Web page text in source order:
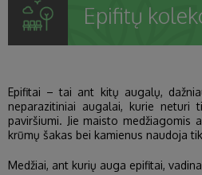
Epifitų
Epifitai – tai ant kitų augalų,
neparazitiniai augalai, kurie neturi
paviršiumi. Jie maisto medžiagomis
krūmų šakas bei kamienus naudoja
Medžiai, ant kurių auga epifitai,